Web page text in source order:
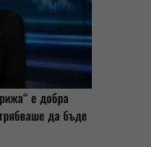
е добра
да бъде